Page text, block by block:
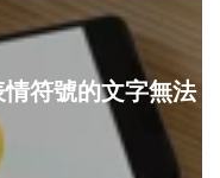
符號的文字無法